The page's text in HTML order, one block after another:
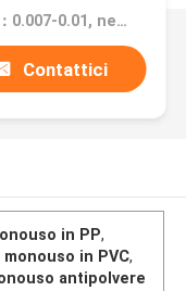
Prezzo：0.007-0.01, negotiated
Contattici
in PP,
in PVC,
antipolvere